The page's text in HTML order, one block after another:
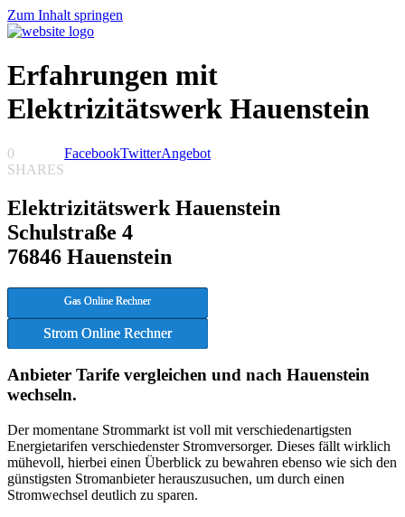
Zum Inhalt springen
Erfahrungen mit
Elektrizitätswerk Hauenstein
0
SHARES
FacebookTwitterAngebot
Elektrizitätswerk Hauenstein
Schulstraße 4
76846 Hauenstein
Gas Online Rechner
Strom Online Rechner
Anbieter Tarife vergleichen und nach Hauenstein
wechseln.
Der momentane Strommarkt ist voll mit verschiedenartigsten
Energietarifen verschiedenster Stromversorger. Dieses fällt wirklich
mühevoll, hierbei einen Überblick zu bewahren ebenso wie sich den
günstigsten Stromanbieter herauszusuchen, um durch einen
Stromwechsel deutlich zu sparen.